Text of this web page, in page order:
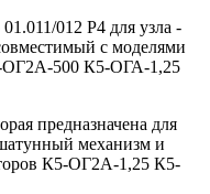
012 Р4 для узла -
с моделями
ОГ2А-500 К5-ОГА-1,25
предназначена для
механизм и
К5-ОГ2А-1,25 К5-